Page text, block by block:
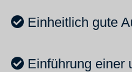
Einheitlich gute
Einführung einer